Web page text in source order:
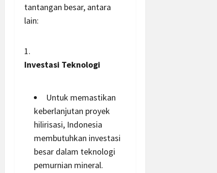
tantangan besar, antara
lain:
Investasi Teknologi
Untuk memastikan
keberlanjutan proyek
hilirisasi, Indonesia
membutuhkan investasi
besar dalam teknologi
pemurnian mineral.